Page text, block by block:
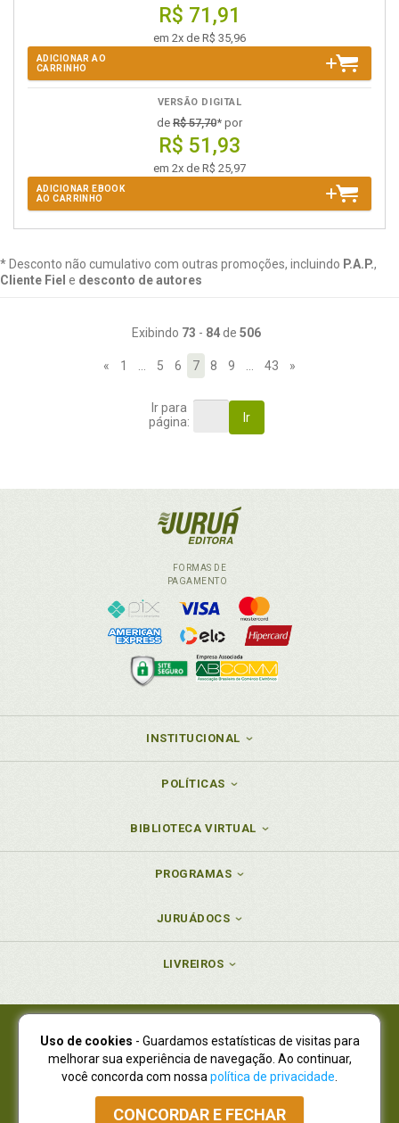
R$ 71,91
em 2x de R$ 35,96
ADICIONAR AO
CARRINHO
VERSÃO DIGITAL
de R$ 57,70* por
R$ 51,93
em 2x de R$ 25,97
ADICIONAR EBOOK
AO CARRINHO
* Desconto não cumulativo com outras promoções, incluindo P.A.P.,
Cliente Fiel e desconto de autores
Exibindo 73 - 84de 506
« 1 5 6 7 8 9 43 »
Ir para
página:
Ir
FORMAS DE
PAGAMENTO
INSTITUCIONAL
POLÍTICAS
BIBLIOTECA VIRTUAL
PROGRAMAS
JURUÁDOCS
LIVREIROS
Juruá Editora Ltda., CNPJ 77.535.508/0001-19
Juruá Informática Ltda., CNPJ 01.701.561/0001-80
NOVO ENDEREÇO:R. Flávio Dallegrave, 7665, São Lourenço |
Curitiba - Paraná - CEP 82210-310
Atendimento: (41) 4009-3900|Vendas Atacado: (41) 4009-3939
Uso de cookies - Guardamos estatísticas de visitas para
melhorar sua experiência de navegação. Ao continuar,
você concorda com nossa política de privacidade
CONCORDAR E FECHAR